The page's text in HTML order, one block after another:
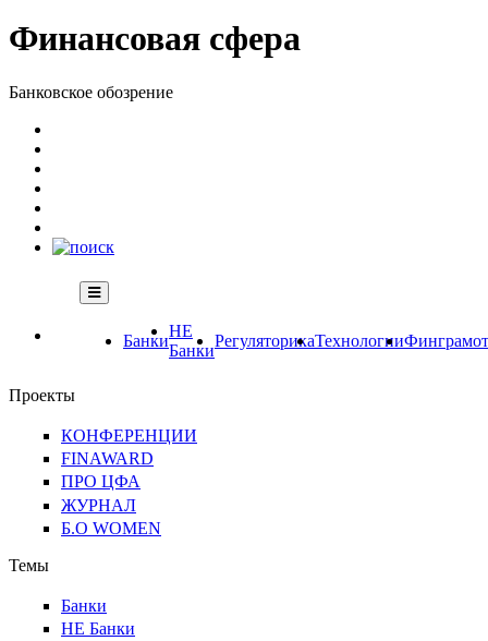
Финансовая сфера
Банковское обозрение
Банки
НЕ
Банки
РегуляторикаТехнологии
Проекты
КОНФЕРЕНЦИИ
FINAWARD
ПРО ЦФА
ЖУРНАЛ
Б.О WOMEN
Темы
Банки
НЕ Банки